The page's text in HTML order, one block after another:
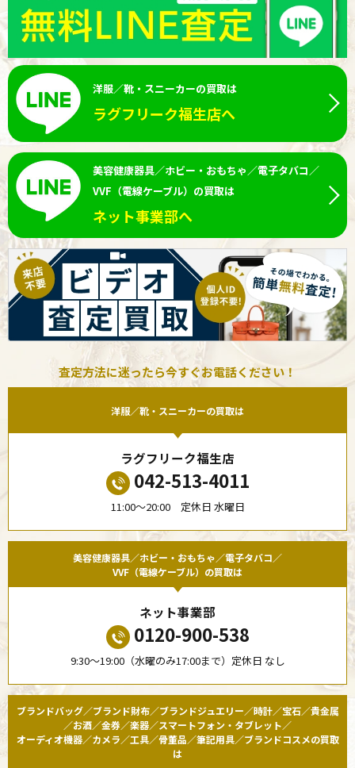
洋服／靴・スニーカーの買取は
ラグフリーク福生店へ
美容健康器具／ホビー・おもちゃ／電子タバコ／
VVF（電線ケーブル）の買取は
ネット事業部へ
査定方法に迷ったら今すぐお電話ください！
洋服／靴・スニーカーの買取は
ラグフリーク福生店
042-513-4011
11:00〜20:00 定休日 水曜日
美容健康器具／ホビー・おもちゃ／電子タバコ／
VVF（電線ケーブル）の買取は
ネット事業部
0120-900-538
9:30〜19:00（水曜のみ17:00まで）定休日 なし
ブランドバッグ／ブランド財布／ブランドジュエリー／時計／宝石／貴金属
／お酒／金券／楽器／スマートフォン・タブレット／
オーディオ機器／カメラ／工具／骨董品／筆記用具／ブランドコスメの買取
は